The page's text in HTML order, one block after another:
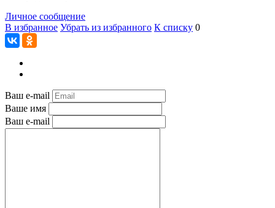
Личное сообщение
В избранное Убрать из избранного К списку 0
Ваш e-mail
Ваше имя
Ваш e-mail